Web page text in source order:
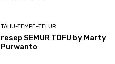
TAHU-TEMPE-TELUR
resep SEMUR TOFU by Marty
Purwanto